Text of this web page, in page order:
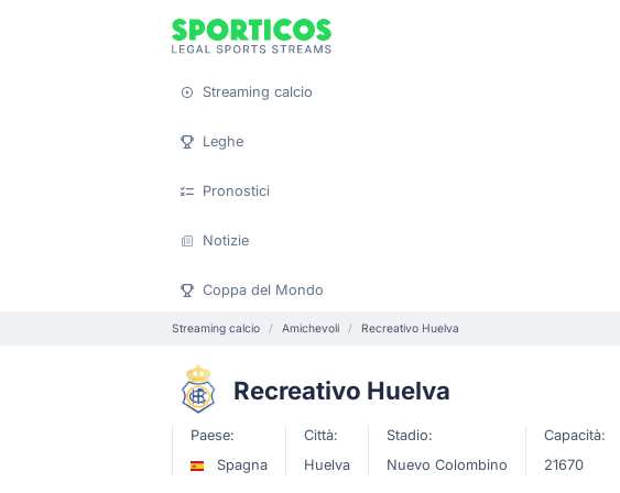
Streaming calcio
Leghe
Pronostici
Notizie
Coppa del Mondo
Streaming calcio Amichevoli Recreativo Huelva
Recreativo Huelva
Paese:
Spagna
Città:
Huelva
Stadio:
Nuevo Colombino
Capacità:
21670